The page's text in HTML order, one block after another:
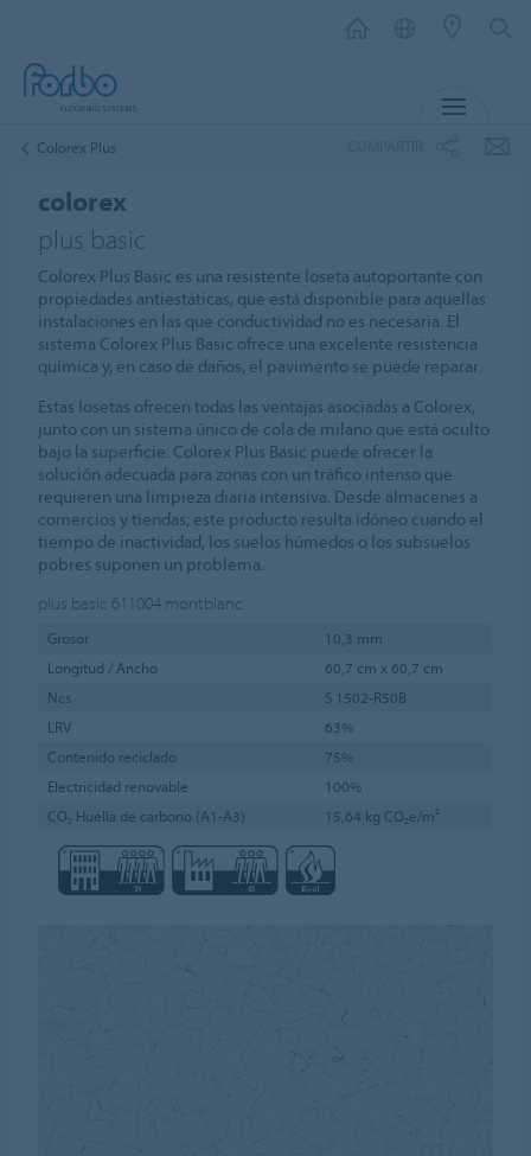
Colorex Plus
colorex
plus basic
Colorex Plus Basic es una resistente loseta autoportante con
propiedades antiestáticas, que está disponible para aquellas
instalaciones en las que conductividad no es necesaria. El
sistema Colorex Plus Basic ofrece una excelente resistencia
química y, en caso de daños, el pavimento se puede reparar.
Estas losetas ofrecen todas las ventajas asociadas a Colorex,
junto con un sistema único de cola de milano que está oculto
bajo la superficie. Colorex Plus Basic puede ofrecer la
solución adecuada para zonas con un tráfico intenso que
requieren una limpieza diaria intensiva. Desde almacenes a
comercios y tiendas; este producto resulta idóneo cuando el
tiempo de inactividad, los suelos húmedos o los subsuelos
pobres suponen un problema.
plus basic 611004 montblanc
Grosor
10,3 mm
Longitud / Ancho
60,7 cm x 60,7 cm
Ncs
S 1502-R50B
LRV
63%
Contenido reciclado
75%
Electricidad renovable
100%
CO₂ Huella de carbono (A1-A3)
15,64 kg CO₂e/m²